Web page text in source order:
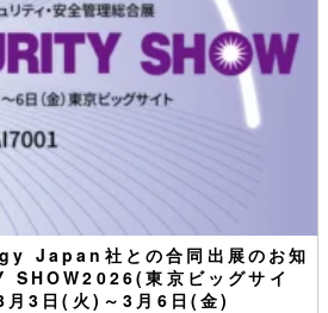
Japan社との合同出展のお知
SHOW2026(東京ビッグサイ
月3日(火)～3月6日(金)